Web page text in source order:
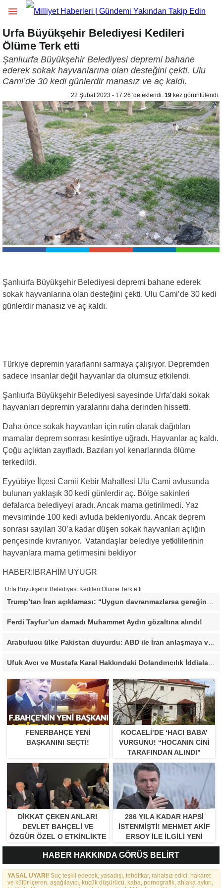
Urfa Büyükşehir Belediyesi Kedileri
Ölüme Terk etti
Şanlıurfa Büyükşehir Belediyesi depremi bahane
ederek sokak hayvanlarına olan desteğini çekti. Ulu
Cami’de 30 kedi günlerdir manasız ve aç kaldı.
22 Şubat 2023 - 17:26 'de eklendi. 19 kez görüntülendi.
Şanlıurfa Büyükşehir Belediyesi depremi bahane ederek
sokak hayvanlarına olan desteğini çekti. Ulu Cami’de 30 kedi
günlerdir manasız ve aç kaldı.
Türkiye depremin yararlarını sarmaya çalışıyor. Depremden
sadece insanlar değil hayvanlar da olumsuz etkilendi.
Şanlıurfa Büyükşehir Belediyesi sayesinde Urfa’daki sokak
hayvanları depremin yaralarını daha derinden hissetti.
Daha önce sokak hayvanları için rutin olarak dağıtılan
mamalar deprem sonrası kesintiye uğradı. Hayvanlar aç kaldı.
Çoğu açlıktan zayıfladı. Bazıları yol kenarlarında ölüme
terkedildi.
Eyyübiye İlçesi Camii Kebir Mahallesi Ulu Cami avlusunda
bulunan yaklaşık 30 kedi günlerdir aç. Bölge sakinleri
defalarca belediyeyi aradı. Ancak mama getirilmedi. Yaz
mevsiminde 100 kedi avluda bekleniyordu. Ancak deprem
sonrası sayıları 30’a kadar düşen sokak hayvanları açlığın
pençesinde kıvranıyor. Vatandaşlar belediye yetkililerinin
hayvanlara mama getirmesini bekliyor
HABER:İBRAHİM UYUGR
Urfa Büyükşehir Belediyesi Kedileri Ölüme Terk etti
Ferdi Tayfur’un damadı Muhammet Aydın gözaltına alındı!
Arabulucu ülke Pakistan duyurdu: ABD ile İran anlaşmaya vardı
Ufuk Avcı ve Mustafa Karal Hakkındaki Dolandırıcılık İddiaları Büyüyor
FENERBAHÇE YENI
BAŞKANINI SEÇTI!
KOCAELI’DE ‘HACI BABA’
VURGUNU! “HOCANIN CINI
TARAFINDAN ALINDI”
DIKKAT ÇEKEN ANLAR!
DEVLET BAHÇELI VE
ÖZGÜR ÖZEL O ETKINLIKTE
BIR ARAYA GELDILER
286 YILA KADAR HAPSI
ISTENMIŞTI! MEHMET AKIF
ERSOY ILE ILGILI YENI
GELIŞME
HABER HAKKINDA GÖRÜŞ BELİRT
YASAL UYARI! Suç teşkil edecek, yasadışı, tehditkar, rahatsız edici, hakaret
ve küfür içeren, aşağılayıcı, küçük düşürücü, kaba, pornografik, ahlaka aykırı,